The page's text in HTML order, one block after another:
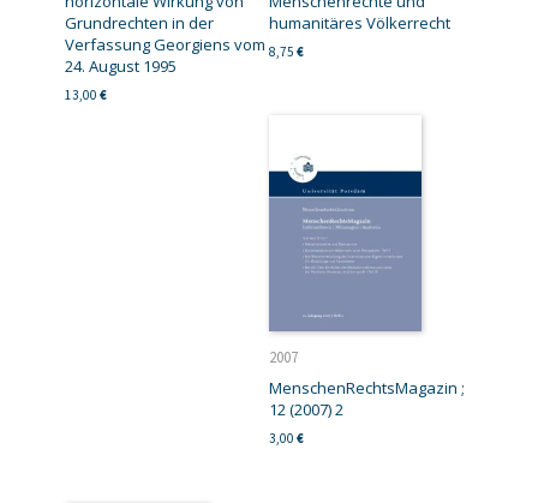
Grundrechten in der
Verfassung Georgiens vom
24. August 1995
13,00 €
humanitäres Völkerrecht
8,75 €
2007
MenschenRechtsMagazin ;
12 (2007) 2
3,00 €